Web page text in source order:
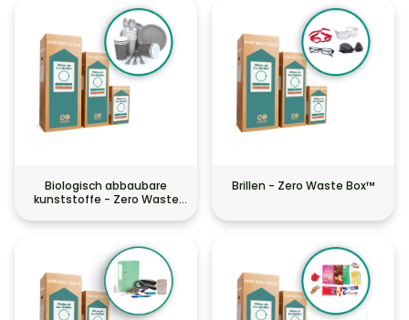
Biologisch abbaubare
kunststoffe - Zero Waste
Brillen - Zero Waste Box™